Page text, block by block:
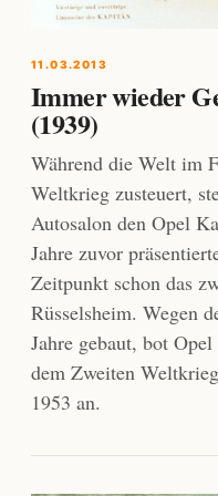
11.03.2013
Immer wieder
(1939)
Während die Welt im
Weltkrieg zusteuert,
Autosalon den Opel
Jahre zuvor
Zeitpunkt schon das
Rüsselsheim. Wegen
Jahre gebaut, bot
dem Zweiten
1953 an.